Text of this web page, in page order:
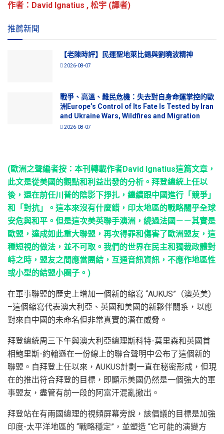
作者：David Ignatius , 松宇 (譯者)
推薦新聞
【老陳時評】民運聖地萊比錫與劉曉波精神
2026-08-07
戰爭、高溫、難民危機：失去對自身命運掌控的歐
洲Europe’s Control of Its Fate Is Tested by Iran
and Ukraine Wars, Wildfires and Migration
2026-08-07
(歐洲之聲編者按：本刊轉載作者David Ignatius這篇文章，
此文是從美國的觀點和利益出發的分析。拜登總統上任以
後，還在前任川普的陰影下掙扎，繼續跟中國進行「競爭」
和「對抗」。這本來沒有什麼錯，印太地區的戰略關乎全球
安危與和平。但是這次美英聯手澳洲，繞過法國－－其實是
歐盟，達成如此重大聯盟，再次得罪和傷害了歐洲盟友，這
種短視的做法，並不可取。我們的世界在民主和獨裁政體對
峙之時，盟友之間應當團結，互通音訊資訊，不應作地區性
或小型的結盟小圈子。)
在軍事聯盟的歷史上增加一個新的縮寫 “AUKUS”（澳英美）
–這個縮寫代表澳大利亞、英國和美國的新夥伴關系，以應
對來自中國的未命名但非常真實的潛在威脅。
拜登總統周三下午與澳大利亞總理斯科特-莫里森和英國首
相鮑里斯-約翰遜在一份線上的聯合聲明中公布了這個新的
聯盟。自拜登上任以來，AUKUS計劃一直在秘密形成，但現
在的推出符合拜登的目標，即顯示美國仍然是一個強大的軍
事盟友，盡管有前一段的阿富汗混亂撤出。
拜登站在有兩國總理的視頻屏幕旁說，該倡議的目標是加強
印度-太平洋地區的 “戰略穩定”，並塑造 “它可能的演變方